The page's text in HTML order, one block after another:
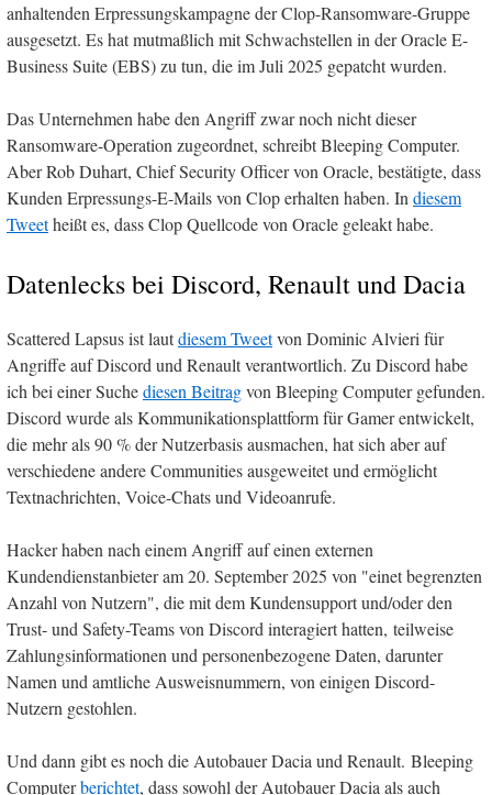
anhaltenden Erpressungskampagne der Clop-Ransomware-Gruppe
ausgesetzt. Es hat mutmaßlich mit Schwachstellen in der Oracle E-
Business Suite (EBS) zu tun, die im Juli 2025 gepatcht wurden.
Das Unternehmen habe den Angriff zwar noch nicht dieser
Ransomware-Operation zugeordnet, schreibt Bleeping Computer.
Aber Rob Duhart, Chief Security Officer von Oracle, bestätigte, dass
Kunden Erpressungs-E-Mails von Clop erhalten haben. Indiesem
Tweetheißt es, dass Clop Quellcode von Oracle geleakt habe.
Datenlecks bei Discord, Renault und Dacia
Scattered Lapsus ist lautdiesem Tweetvon Dominic Alvieri für
Angriffe auf Discord und Renault verantwortlich. Zu Discord habe
ich bei einer Suchediesen Beitragvon Bleeping Computer gefunden.
Discord wurde als Kommunikationsplattform für Gamer entwickelt,
die mehr als 90 % der Nutzerbasis ausmachen, hat sich aber auf
verschiedene andere Communities ausgeweitet und ermöglicht
Textnachrichten, Voice-Chats und Videoanrufe.
Hacker haben nach einem Angriff auf einen externen
Kundendienstanbieter am 20. September 2025 von "einet begrenzten
Anzahl von Nutzern", die mit dem Kundensupport und/oder den
Trust- und Safety-Teams von Discord interagiert hatten, teilweise
Zahlungsinformationen und personenbezogene Daten, darunter
Namen und amtliche Ausweisnummern, von einigen Discord-
Nutzern gestohlen.
Und dann gibt es noch die Autobauer Dacia und Renault. Bleeping
Computerberichtet, dass sowohl der Autobauer Dacia als auch